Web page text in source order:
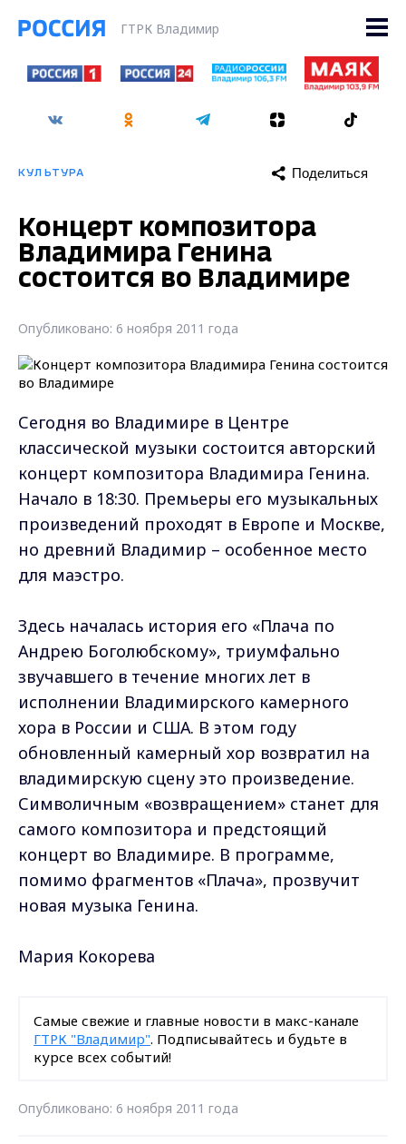
ГТРК Владимир
КУЛЬТУРА Поделиться
Концерт композитора
Владимира Генина
состоится во Владимире
Опубликовано: 6 ноября 2011 года
Сегодня во Владимире в Центре
классической музыки состоится авторский
концерт композитора Владимира Генина.
Начало в 18:30. Премьеры его музыкальных
произведений проходят в Европе и Москве,
но древний Владимир – особенное место
для маэстро.
Здесь началась история его «Плача по
Андрею Боголюбскому», триумфально
звучавшего в течение многих лет в
исполнении Владимирского камерного
хора в России и США. В этом году
обновленный камерный хор возвратил на
владимирскую сцену это произведение.
Символичным «возвращением» станет для
самого композитора и предстоящий
концерт во Владимире. В программе,
помимо фрагментов «Плача», прозвучит
новая музыка Генина.
Мария Кокорева
Самые свежие и главные новости в макс-канале
ГТРК "Владимир". Подписывайтесь и будьте в
курсе всех событий!
Опубликовано: 6 ноября 2011 года